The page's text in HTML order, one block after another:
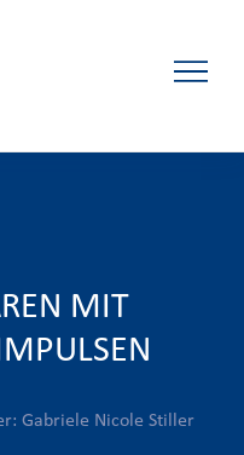
MIT
Gabriele Nicole Stiller